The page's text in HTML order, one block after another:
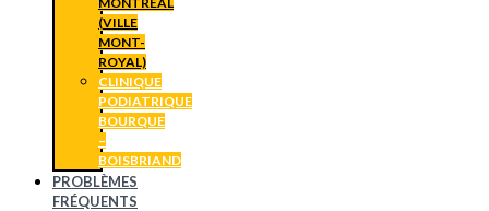
(VILLE
MONT-
ROYAL)
CLINIQUE
PODIATRIQUE
BOURQUE
–
BOISBRIAND
PROBLÈMES
FRÉQUENTS